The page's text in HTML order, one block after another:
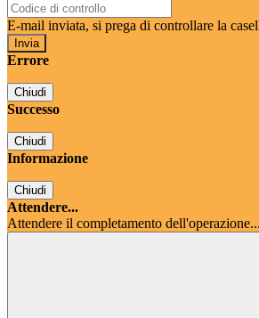
E-mail inviata, si prega di controllare la
Errore
Chiudi
Successo
Chiudi
Informazione
Chiudi
Attendere...
Attendere il completamento dell'operazione...